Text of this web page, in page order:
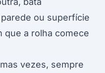
ou superfície
que a rolha comece
vezes, sempre